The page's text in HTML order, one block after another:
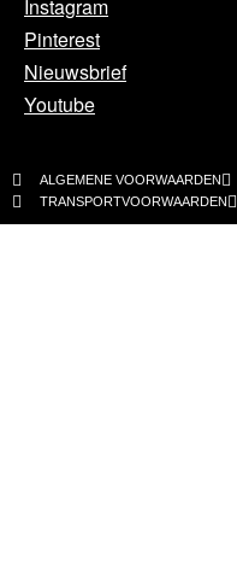
Instagram
Pinterest
Nieuwsbrief
Youtube
ALGEMENE VOORWAARDEN
TRANSPORTVOORWAARDEN